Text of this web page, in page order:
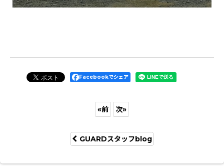
Facebookでシェア
«前 次»
GUARDスタッフblog